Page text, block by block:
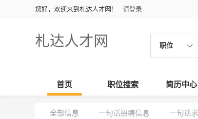
您好，欢迎来到札达人才网！ 请登录
札达人才网 职位
首页 职位搜索 简历中心
全部信息 一句话招聘信息 一句话